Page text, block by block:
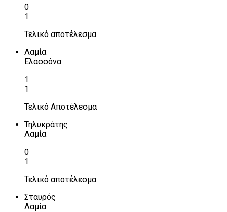
0
1
Τελικό αποτέλεσμα
Λαμία
Ελασσόνα
1
1
Τελικό Αποτέλεσμα
Τηλυκράτης
Λαμία
0
1
Τελικό αποτέλεσμα
Σταυρός
Λαμία